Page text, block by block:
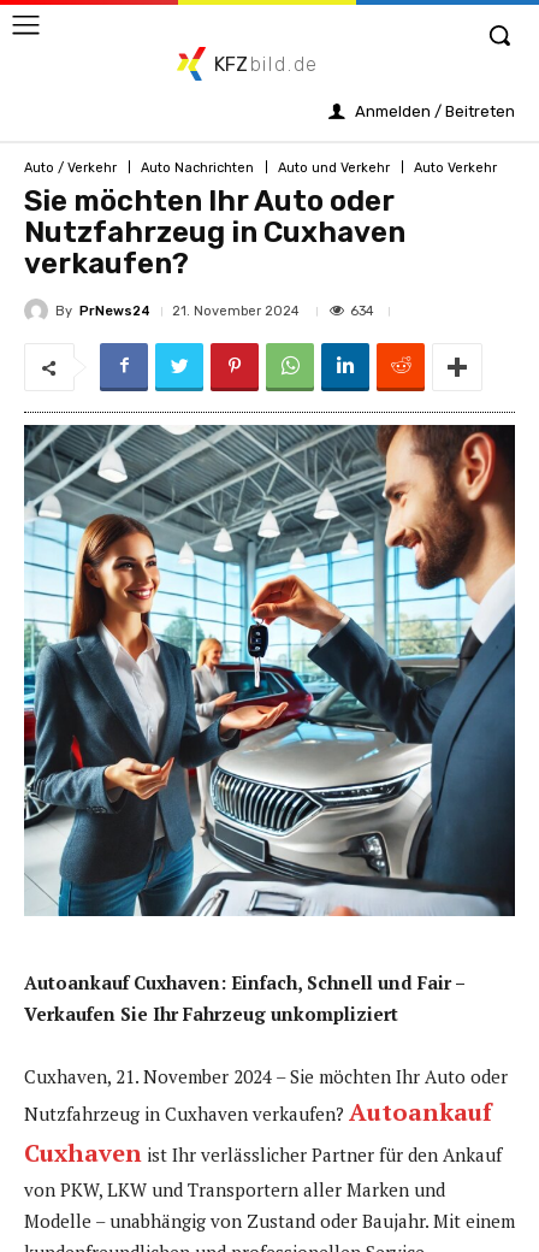
KFZ bild.de
Anmelden / Beitreten
Auto / Verkehr Auto Nachrichten Auto und Verkehr Auto Verkehr
Sie möchten Ihr Auto oder
Nutzfahrzeug in Cuxhaven
verkaufen?
By PrNews24 21. November 2024 634
Autoankauf Cuxhaven: Einfach, Schnell und Fair –
Verkaufen Sie Ihr Fahrzeug unkompliziert
Cuxhaven, 21. November 2024 – Sie möchten Ihr Auto oder
Nutzfahrzeug in Cuxhaven verkaufen? Autoankauf
Cuxhaven ist Ihr verlässlicher Partner für den Ankauf
von PKW, LKW und Transportern aller Marken und
Modelle – unabhängig von Zustand oder Baujahr. Mit einem